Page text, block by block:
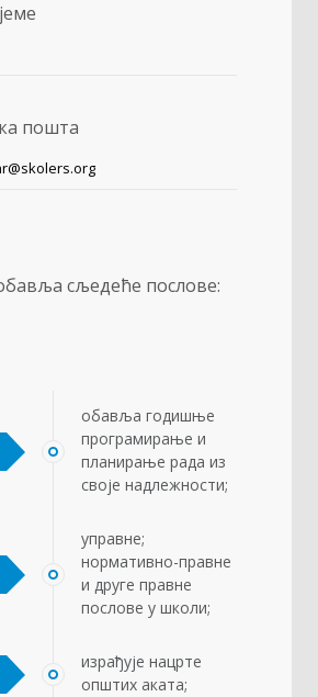
пошта
сљедеће послове:
обавља годишње
програмирање и
планирање рада из
своје надлежности;
управне;
нормативно-правне
и друге правне
послове у школи;
израђује нацрте
општих аката;